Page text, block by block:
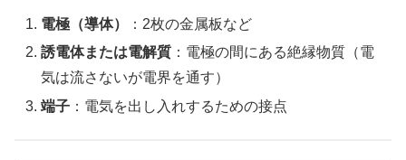
電極（導体）
：2枚の金属板など
誘電体または電解質 ：電極の間にある絶縁物質（電
気は流さないが電界を通す）
端子 ：電気を出し入れするための接点